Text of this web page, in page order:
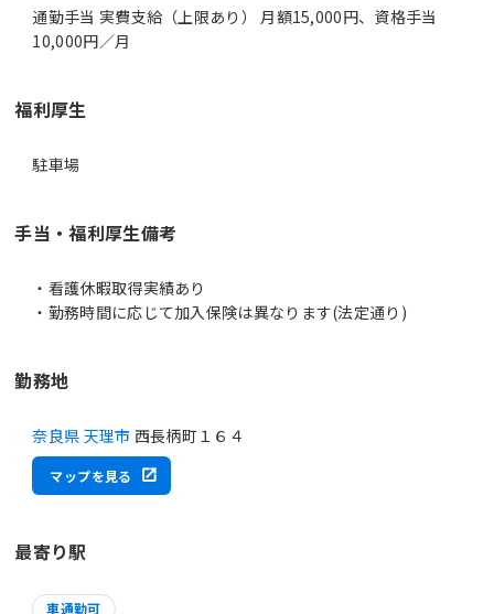
通勤手当 実費支給（上限あり） 月額15,000円、資格手当
10,000円／月
福利厚生
駐車場
手当・福利厚生備考
・看護休暇取得実績あり
・勤務時間に応じて加入保険は異なります(法定通り)
勤務地
奈良県 天理市 西長柄町１６４
マップを見る
最寄り駅
車通勤可